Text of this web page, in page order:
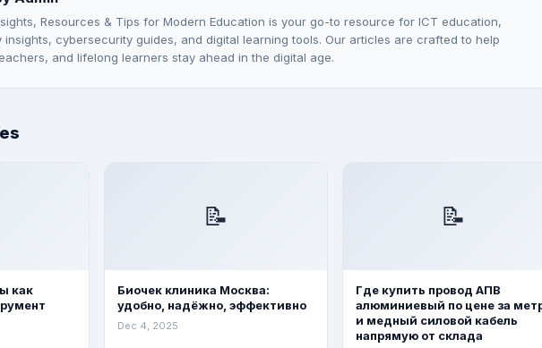
Resources & Tips for Modern Education is your go-to resource for ICT education,
insights, cybersecurity guides, and digital learning tools. Our articles are crafted to help
and lifelong learners stay ahead in the digital age.
как
📝
Биочек клиника Москва:
удобно, надёжно, эффективно
Dec 4, 2025
📝
Где купить провод АПВ
алюминиевый по цене за
и медный силовой кабель
напрямую от склада